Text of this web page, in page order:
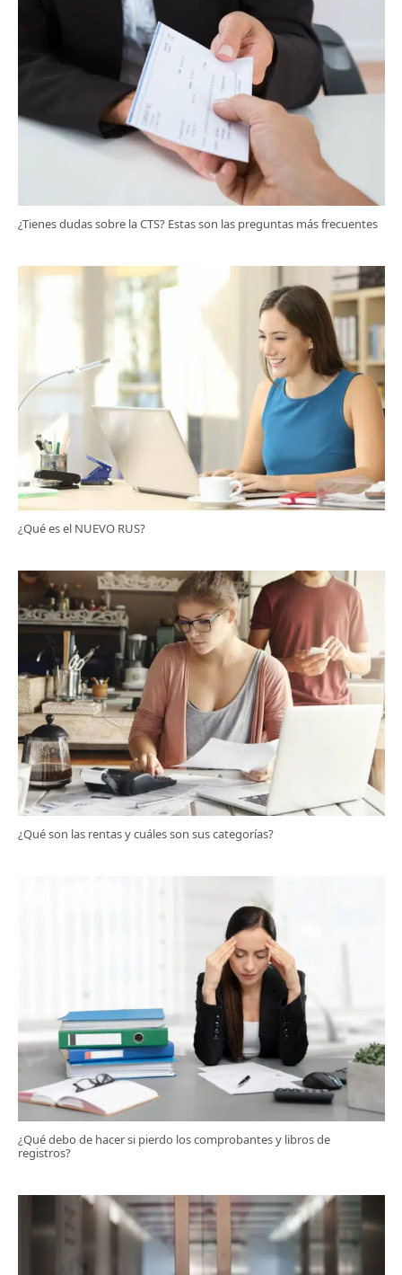
¿Tienes dudas sobre la CTS? Estas son las preguntas más frecuentes
¿Qué es el NUEVO RUS?
¿Qué son las rentas y cuáles son sus categorías?
¿Qué debo de hacer si pierdo los comprobantes y libros de
registros?